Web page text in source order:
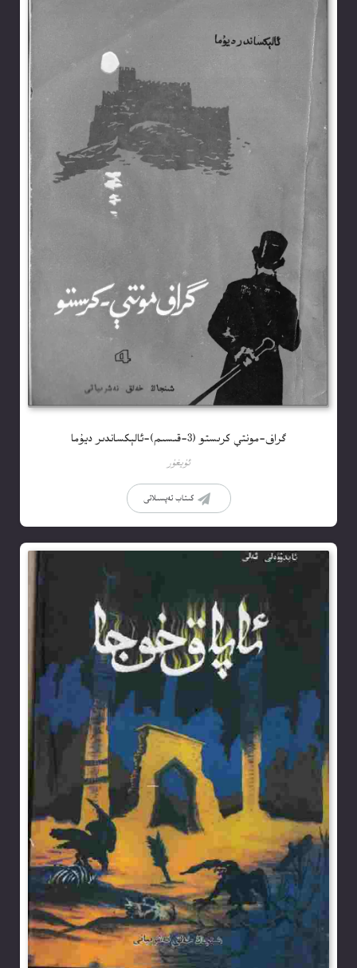
گراف-مونتې كرىستو (3-قىسىم)-ئالېكساندىر ديۇما
ئۇيغۇر
كىتاب تەپسىلاتى